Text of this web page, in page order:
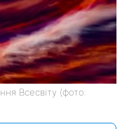
Всесвіту (фото: